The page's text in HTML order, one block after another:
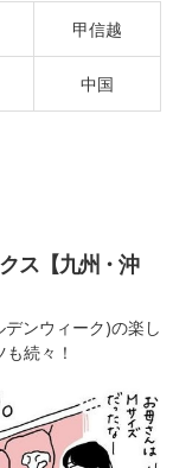
甲信越
中国
ス【九州・沖
ンウィーク)の楽し
続々！